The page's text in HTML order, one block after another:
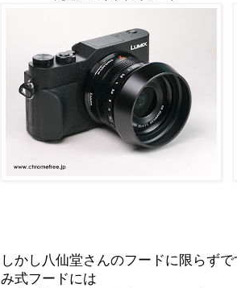
しかし八仙堂さんのフードに限らず
み式フードには